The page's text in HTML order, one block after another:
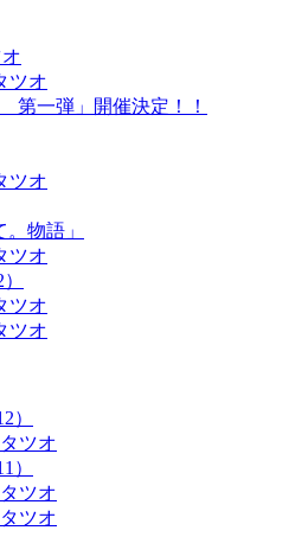
ツオ
第一弾」開催決定！！
ツオ
物語」
ツオ
ツオ
ツオ
）
ツオ
）
ツオ
ツオ